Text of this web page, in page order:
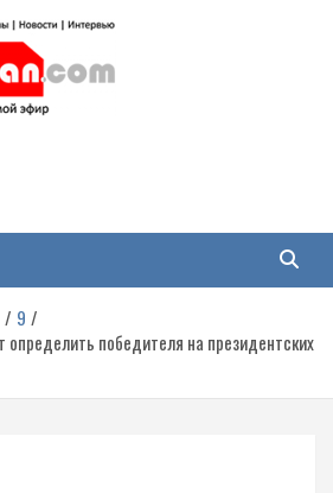
Гражданская война
включая события в Новороссии, ДНР,
9
определить победителя на президентских